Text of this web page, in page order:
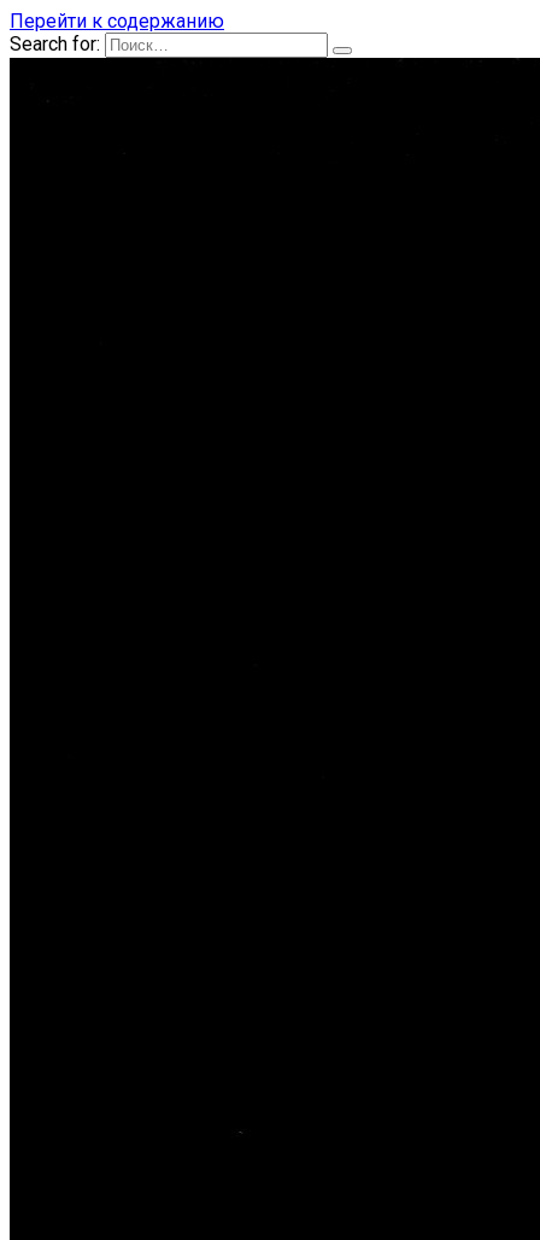
Перейти к содержанию
Search for: